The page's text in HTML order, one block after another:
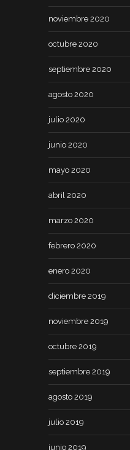
noviembre 2020
octubre 2020
septiembre 2020
agosto 2020
julio 2020
junio 2020
mayo 2020
abril 2020
marzo 2020
febrero 2020
enero 2020
diciembre 2019
noviembre 2019
octubre 2019
septiembre 2019
agosto 2019
julio 2019
junio 2019